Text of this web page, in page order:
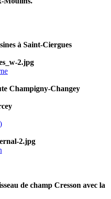
à Saint-Ciergues
2.jpg
Champigny-Changey
2.jpg
de champ Cresson avec la